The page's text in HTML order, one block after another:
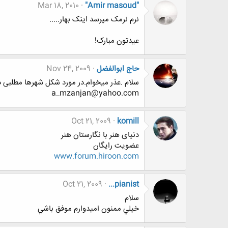
"Amir masoud"
Mar 18, 2010
نرم نرمک میرسد اینک بهار.....
عیدتون مبارک!
حاج ابوالفضل Nov 24, 2009
سلام .عذر میخوام.در مورد شکل شهرها
a_mzanjan@yahoo.com
komill
Oct 21, 2009
دنیای هنر با نگارستان هنر
عضویت رایگان
www.forum.hiroon.com
...pianist
Oct 21, 2009
سلام
خيلي ممنون اميدوارم موفق باشي